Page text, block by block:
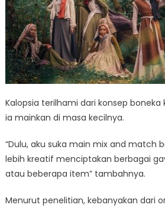
Kalopsia terilhami dari konsep boneka
ia mainkan di masa kecilnya.
“Dulu, aku suka main mix and match
lebih kreatif menciptakan berbagai
atau beberapa item” tambahnya.
Menurut penelitian, kebanyakan dari